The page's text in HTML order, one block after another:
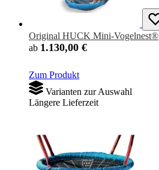
Original HUCK Mini-Vogelnest®
ab 1.130,00 €
Zum Produkt
Varianten zur Auswahl
Längere Lieferzeit